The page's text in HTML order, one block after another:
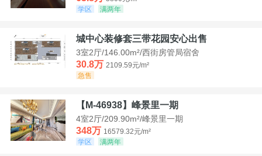
学区
满两年
城中心装修套三带花园安心出售
3室2厅/146.00m²/西街房管局宿舍
30.8万 2109.59元/m²
急售
【M-46938】峰景里一期
4室2厅/209.90m²/峰景里一期
348万 16579.32元/m²
学区
满两年